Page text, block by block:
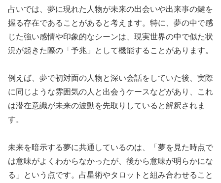
占いでは、夢に現れた人物が未来の出会いや出来事の鍵を
握る存在であることがあると考えます。特に、夢の中で感
じた強い感情や印象的なシーンは、現実世界の中で似た状
況が起きた際の「予兆」として機能することがあります。
例えば、夢で初対面の人物と深い会話をしていた後、実際
に同じような雰囲気の人と出会うケースなどがあり、これ
は潜在意識が未来の波動を先取りしていると解釈されま
す。
未来を暗示する夢に共通しているのは、「夢を見た時点で
は意味がよくわからなかったが、後から意味が明らかにな
る」という点です。占星術やタロットと組み合わせること